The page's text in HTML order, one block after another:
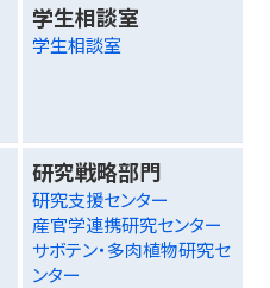
学生相談室
学生相談室
研究戦略部門
研究支援センター
産官学連携研究センター
サボテン・多肉植物研究セ
ンター